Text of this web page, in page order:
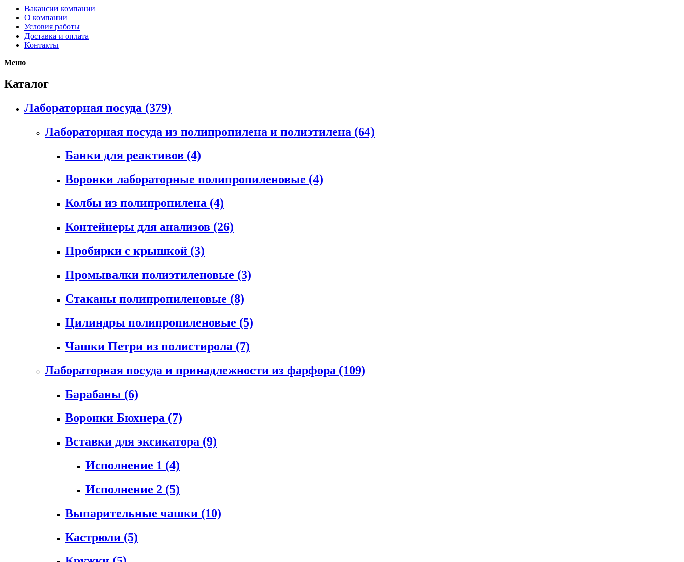
Вакансии компании
О компании
Условия работы
Доставка и оплата
Контакты
Меню
Каталог
Лабораторная посуда (379)
Лабораторная посуда из полипропилена и полиэтилена (64)
Банки для реактивов (4)
Воронки лабораторные полипропиленовые (4)
Колбы из полипропилена (4)
Контейнеры для анализов (26)
Пробирки с крышкой (3)
Промывалки полиэтиленовые (3)
Стаканы полипропиленовые (8)
Цилиндры полипропиленовые (5)
Чашки Петри из полистирола (7)
Лабораторная посуда и принадлежности из фарфора (109)
Барабаны (6)
Воронки Бюхнера (7)
Вставки для эксикатора (9)
Исполнение 1 (4)
Исполнение 2 (5)
Выпарительные чашки (10)
Кастрюли (5)